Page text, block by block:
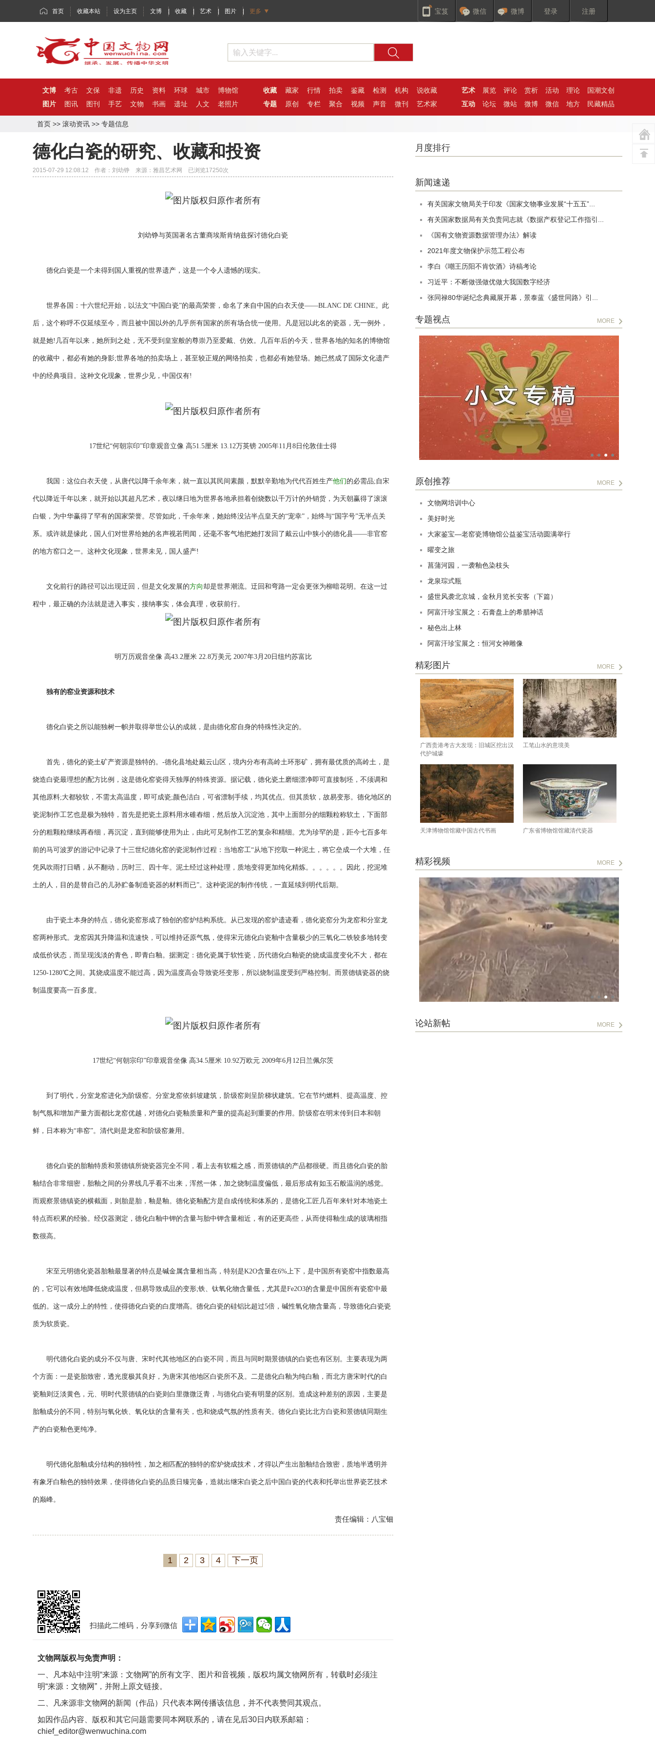
首页 收藏本站 设为主页 文博 | 收藏 | 艺术 | 图片 | 更多 宝笈 微信 微博 登录 注册
文博 考古 文保 非遗 历史 资料 环球 城市 博物馆 收藏 藏家 行情 拍卖 鉴藏 检测 机构 说收藏 艺术 展览 评论 赏析 活动 理论
国潮文创
图片
图讯 图刊 手艺 文物 书画 遗址 人文 老照片 专题 原创 专栏 聚合 视频 声音 微刊 艺术家 互动 论坛 微站 微博 微信 地方 民藏精品
首页 >> 滚动资讯 >> 专题信息
德化白瓷的研究、收藏和投资
2015-07-29 12:08:12 作者：刘幼铮 来源：雅昌艺术网 已浏览17250次
刘幼铮与英国著名古董商埃斯肯纳兹探讨德化白瓷
德化白瓷是一个未得到国人重视的世界遗产，这是一个令人遗憾的现实。
世界各国：十六世纪开始，以法文“中国白瓷”的最高荣誉，命名了来自中国的白衣天使——BLANC DE CHINE。此
后，这个称呼不仅延续至今，而且被中国以外的几乎所有国家的所有场合统一使用。凡是冠以此名的瓷器，无一例外，
就是她!几百年以来，她所到之处，无不受到皇室般的尊崇乃至爱戴、仿效。几百年后的今天，世界各地的知名的博物馆
的收藏中，都必有她的身影;世界各地的拍卖场上，甚至较正规的网络拍卖，也都必有她登场。她已然成了国际文化遗产
中的经典项目。这种文化现象，世界少见，中国仅有!
17世纪“何朝宗印”印章观音立像 高51.5厘米 13.12万英镑 2005年11月8日伦敦佳士得
我国：这位白衣天使，从唐代以降千余年来，就一直以其民间素颜，默默辛勤地为代代百姓生产他们 的必需品;自宋
代以降近千年以来，就开始以其超凡艺术，夜以继日地为世界各地承担着创烧数以千万计的外销货，为天朝赢得了滚滚
白银，为中华赢得了罕有的国家荣誉。尽管如此，千余年来，她始终没沾半点皇天的“宠幸”，始终与“国字号”无半点关
系。或许就是缘此，国人们对世界给她的名声视若罔闻，还毫不客气地把她打发回了戴云山中狭小的德化县——非官窑
的地方窑口之一。这种文化现象，世界未见，国人盛产!
文化前行的路径可以出现迂回，但是文化发展的方向却是世界潮流。迂回和弯路一定会更张为柳暗花明。在这一过
程中，最正确的办法就是进入事实，接纳事实，体会真理，收获前行。
明万历观音坐像 高43.2厘米 22.8万美元 2007年3月20日纽约苏富比
独有的窑业资源和技术
德化白瓷之所以能独树一帜并取得举世公认的成就，是由德化窑自身的特殊性决定的。
首先，德化的瓷土矿产资源是独特的。-德化县地处戴云山区，境内分布有高岭土环形矿，拥有最优质的高岭土，是
烧造白瓷最理想的配方比例，这是德化窑瓷得天独厚的特殊资源。据记载，德化瓷土磨细漂净即可直接制坯，不须调和
其他原料;大都较软，不需太高温度，即可成瓷;颜色洁白，可省漂制手续，均其优点。但其质软，故易变形。德化地区的
瓷泥制作工艺也是极为独特，首先是把瓷土原料用水碓舂细，然后放入沉淀池，其中上面部分的细颗粒称软土，下面部
分的粗颗粒继续再舂细，再沉淀，直到能够使用为止，由此可见制作工艺的复杂和精细。尤为珍罕的是，距今七百多年
前的马可波罗的游记中记录了十三世纪德化窑的瓷泥制作过程：当地窑工“从地下挖取一种泥土，将它垒成一个大堆，任
凭风吹雨打日晒，从不翻动，历时三、四十年。泥土经过这种处理，质地变得更加纯化精炼。。。。。。因此，挖泥堆
土的人，目的是替自己的儿孙贮备制造瓷器的材料而已”。这种瓷泥的制作传统，一直延续到明代后期。
由于瓷土本身的特点，德化瓷窑形成了独创的窑炉结构系统。从已发现的窑炉遗迹看，德化瓷窑分为龙窑和分室龙
窑两种形式。龙窑因其升降温和流速快，可以维持还原气氛，使得宋元德化白瓷釉中含量极少的三氧化二铁较多地转变
成低价状态，而呈现浅淡的青色，即青白釉。据测定：德化瓷属于软性瓷，历代德化白釉瓷的烧成温度变化不大，都在
1250-1280℃之间。其烧成温度不能过高，因为温度高会导致瓷坯变形，所以烧制温度受到严格控制。而景德镇瓷器的烧
制温度要高一百多度。
17世纪“何朝宗印”印章观音坐像 高34.5厘米 10.92万欧元 2009年6月12日兰佩尔茨
到了明代，分室龙窑进化为阶级窑。分室龙窑依斜坡建筑，阶级窑则呈阶梯状建筑。它在节约燃料、提高温度、控
制气氛和增加产量方面都比龙窑优越，对德化白瓷釉质量和产量的提高起到重要的作用。阶级窑在明末传到日本和朝
鲜，日本称为“串窑”。清代则是龙窑和阶级窑兼用。
德化白瓷的胎釉特质和景德镇所烧瓷器完全不同，看上去有软糯之感，而景德镇的产品都很硬。而且德化白瓷的胎
釉结合非常细密，胎釉之间的分界线几乎看不出来，浑然一体，加之烧制温度偏低，最后形成有如玉石般温润的感觉。
而观察景德镇瓷的横截面，则胎是胎，釉是釉。德化瓷釉配方是自成传统和体系的，是德化工匠几百年来针对本地瓷土
特点而积累的经验。经仪器测定，德化白釉中钾的含量与胎中钾含量相近，有的还更高些，从而使得釉生成的玻璃相指
数很高。
宋至元明德化瓷器胎釉最显著的特点是碱金属含量相当高，特别是K2O含量在6%上下，是中国所有瓷窑中指数最高
的，它可以有效地降低烧成温度，但易导致成品的变形;铁、钛氧化物含量低，尤其是Fe2O3的含量是中国所有瓷窑中最
低的。这一成分上的特性，使得德化白瓷的白度增高。德化白瓷的硅铝比超过5倍，碱性氧化物含量高，导致德化白瓷瓷
质为软质瓷。
明代德化白瓷的成分不仅与唐、宋时代其他地区的白瓷不同，而且与同时期景德镇的白瓷也有区别。主要表现为两
个方面：一是瓷胎致密，透光度极其良好，为唐宋其他地区白瓷所不及。二是德化白釉为纯白釉，而北方唐宋时代的白
瓷釉则泛淡黄色，元、明时代景德镇的白瓷则白里微微泛青，与德化白瓷有明显的区别。造成这种差别的原因，主要是
胎釉成分的不同，特别与氧化铁、氧化钛的含量有关，也和烧成气氛的性质有关。德化白瓷比北方白瓷和景德镇同期生
产的白瓷釉色更纯净。
明代德化胎釉成分结构的独特性，加之相匹配的独特的窑炉烧成技术，才得以产生出胎釉结合致密，质地半透明并
有象牙白釉色的独特效果，使得德化白瓷的品质日臻完备，造就出继宋白瓷之后中国白瓷的代表和托举出世界瓷艺技术
的巅峰。
责任编辑：八宝钿
1 2 3 4 下一页
扫描此二维码，分享到微信
文物网版权与免责声明：
一、凡本站中注明“来源：文物网”的所有文字、图片和音视频，版权均属文物网所有，转载时必须注
明“来源：文物网”，并附上原文链接。
二、凡来源非文物网的新闻（作品）只代表本网传播该信息，并不代表赞同其观点。
如因作品内容、版权和其它问题需要同本网联系的，请在见后30日内联系邮箱：
chief_editor@wenwuchina.com
月度排行
新闻速递
有关国家文物局关于印发《国家文物事业发展“十五五”...
有关国家数据局有关负责同志就《数据产权登记工作指引...
《国有文物资源数据管理办法》解读
2021年度文物保护示范工程公布
李白《嘲王历阳不肯饮酒》诗稿考论
习近平：不断做强做优做大我国数字经济
张同禄80华诞纪念典藏展开幕，景泰蓝《盛世同路》引...
专题视点 MORE
原创推荐 MORE
文物网培训中心
美好时光
大家鉴宝—老窑瓷博物馆公益鉴宝活动圆满举行
曜变之旅
菖蒲河园，一袭釉色染枝头
龙泉琮式瓶
盛世风袭北京城，金秋月览长安客（下篇）
阿富汗珍宝展之：石膏盘上的希腊神话
秘色出上林
阿富汗珍宝展之：恒河女神雕像
精彩图片 MORE
广西贵港考古大发现：旧城区挖出汉
代护城壕
工笔山水的意境美
天津博物馆馆藏中国古代书画 广东省博物馆馆藏清代瓷器
精彩视频 MORE
论站新帖 MORE